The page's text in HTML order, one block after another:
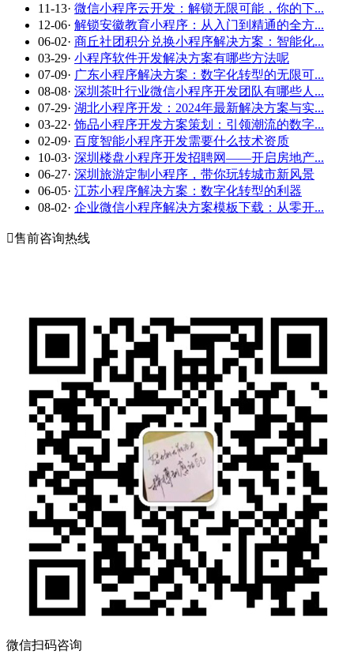
11-13· 微信小程序云开发：解锁无限可能，你的下...
12-06· 解锁安徽教育小程序：从入门到精通的全方...
06-02· 商丘社团积分兑换小程序解决方案：智能化...
03-29· 小程序软件开发解决方案有哪些方法呢
07-09· 广东小程序解决方案：数字化转型的无限可...
08-08· 深圳茶叶行业微信小程序开发团队有哪些人...
07-29· 湖北小程序开发：2024年最新解决方案与实...
03-22· 饰品小程序开发方案策划：引领潮流的数字...
02-09· 百度智能小程序开发需要什么技术资质
10-03· 深圳楼盘小程序开发招聘网——开启房地产...
06-27· 深圳旅游定制小程序，带你玩转城市新风景
06-05· 江苏小程序解决方案：数字化转型的利器
08-02· 企业微信小程序解决方案模板下载：从零开...
售前咨询热线
微信扫码咨询